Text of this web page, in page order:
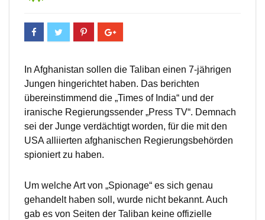
In Afghanistan sollen die Taliban einen 7-jährigen
Jungen hingerichtet haben. Das berichten
übereinstimmend die „Times of India“ und der
iranische Regierungssender „Press TV“. Demnach
sei der Junge verdächtigt worden, für die mit den
USA alliierten afghanischen Regierungsbehörden
spioniert zu haben.
Um welche Art von „Spionage“ es sich genau
gehandelt haben soll, wurde nicht bekannt. Auch
gab es von Seiten der Taliban keine offizielle